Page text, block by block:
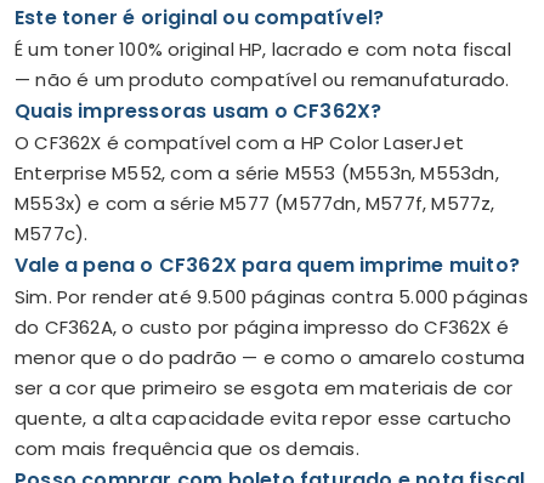
Este toner é original ou compatível?
É um toner 100% original HP, lacrado e com nota fiscal
— não é um produto compatível ou remanufaturado.
Quais impressoras usam o CF362X?
O CF362X é compatível com a HP Color LaserJet
Enterprise M552, com a série M553 (M553n, M553dn,
M553x) e com a série M577 (M577dn, M577f, M577z,
M577c).
Vale a pena o CF362X para quem imprime muito?
Sim. Por render até 9.500 páginas contra 5.000 páginas
do CF362A, o custo por página impresso do CF362X é
menor que o do padrão — e como o amarelo costuma
ser a cor que primeiro se esgota em materiais de cor
quente, a alta capacidade evita repor esse cartucho
com mais frequência que os demais.